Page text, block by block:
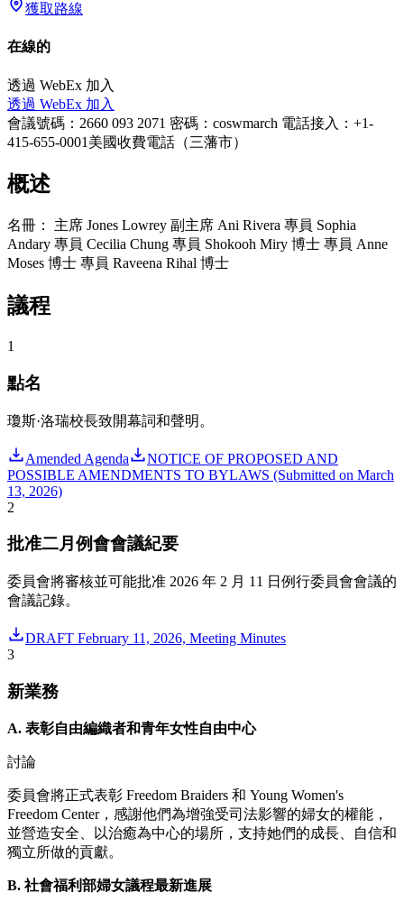
獲取路線
在線的
透過 WebEx 加入
透過 WebEx 加入
會議號碼：2660 093 2071 密碼：coswmarch 電話接入：+1-
415-655-0001美國收費電話（三藩市）
概述
名冊： 主席 Jones Lowrey 副主席 Ani Rivera 專員 Sophia
Andary 專員 Cecilia Chung 專員 Shokooh Miry 博士 專員 Anne
Moses 博士 專員 Raveena Rihal 博士
議程
1
點名
瓊斯·洛瑞校長致開幕詞和聲明。
Amended Agenda
NOTICE OF PROPOSED AND
POSSIBLE AMENDMENTS TO BYLAWS (Submitted on March
13, 2026)
2
批准二月例會會議紀要
委員會將審核並可能批准 2026 年 2 月 11 日例行委員會會議的
會議記錄。
DRAFT February 11, 2026, Meeting Minutes
3
新業務
A. 表彰自由編織者和青年女性自由中心
討論
委員會將正式表彰 Freedom Braiders 和 Young Women's
Freedom Center，感謝他們為增強受司法影響的婦女的權能，
並營造安全、以治癒為中心的場所，支持她們的成長、自信和
獨立所做的貢獻。
B. 社會福利部婦女議程最新進展